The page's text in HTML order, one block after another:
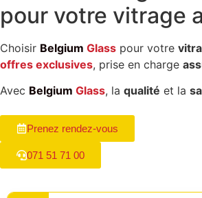
pour votre vitrage
Choisir Belgium Glass pour votre
offres exclusives, prise en charge
Avec Belgium Glass, la qualité et la
Prenez rendez-vous
071 51 71 00